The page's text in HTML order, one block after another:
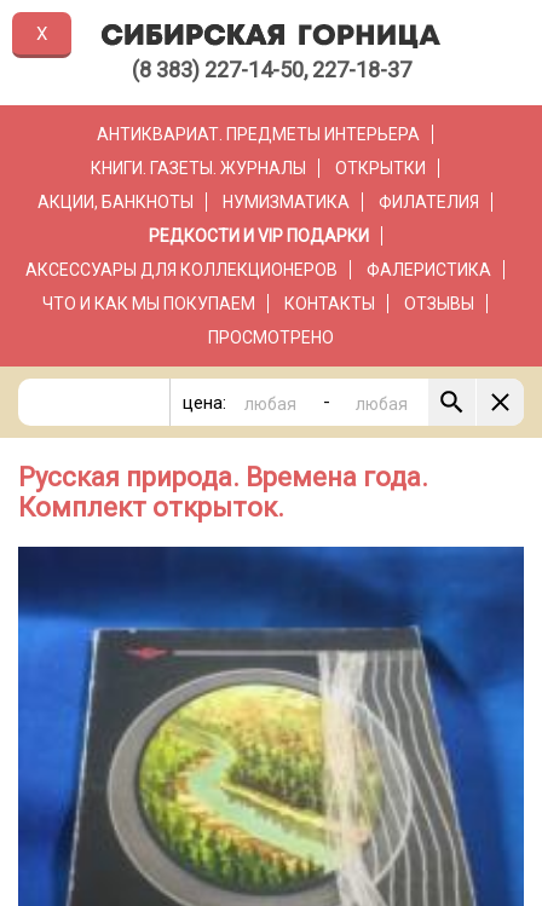
(8 383) 227-14-50, 227-18-37
АНТИКВАРИАТ. ПРЕДМЕТЫ ИНТЕРЬЕРА
КНИГИ. ГАЗЕТЫ. ЖУРНАЛЫ
ОТКРЫТКИ
АКЦИИ, БАНКНОТЫ
НУМИЗМАТИКА
ФИЛАТЕЛИЯ
РЕДКОСТИ И VIP ПОДАРКИ
АКСЕССУАРЫ ДЛЯ КОЛЛЕКЦИОНЕРОВ
ФАЛЕРИСТИКА
ЧТО И КАК МЫ ПОКУПАЕМ
КОНТАКТЫ
ОТЗЫВЫ
ПРОСМОТРЕНО
цена: -
Русская природа. Времена года.
Комплект открыток.
X